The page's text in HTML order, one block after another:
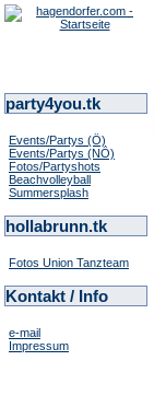
party4you.tk
Events/Partys (Ö)
Events/Partys (NÖ)
Fotos/Partyshots
Beachvolleyball
Summersplash
hollabrunn.tk
Fotos Union Tanzteam
Kontakt / Info
e-mail
Impressum